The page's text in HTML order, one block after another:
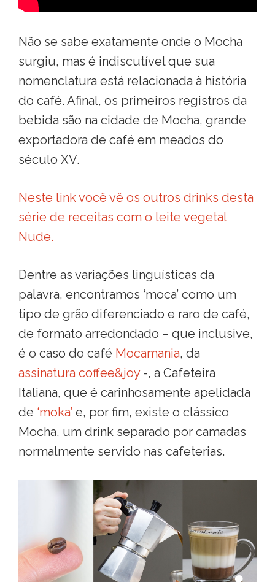
Não se sabe exatamente onde o Mocha
surgiu, mas é indiscutível que sua
nomenclatura está relacionada à história
do café. Afinal, os primeiros registros da
bebida são na cidade de Mocha, grande
exportadora de café em meados do
século XV.
Neste link você vê os outros drinks desta
série de receitas com o leite vegetal
Nude.
Dentre as variações linguísticas da
palavra, encontramos ‘moca’ como um
tipo de grão diferenciado e raro de café,
de formato arredondado – que inclusive,
é o caso do café Mocamania, da
assinatura coffee&joy-, a Cafeteira
Italiana, que é carinhosamente apelidada
de ‘moka’ e, por fim, existe o clássico
Mocha, um drink separado por camadas
normalmente servido nas cafeterias.